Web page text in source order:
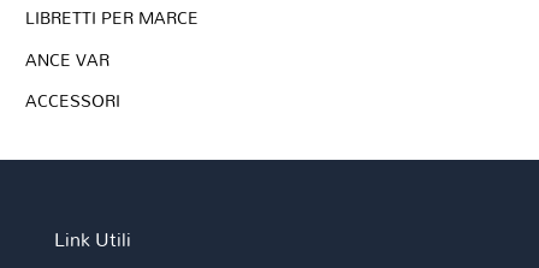
LIBRETTI PER MARCE
ANCE VAR
ACCESSORI
Link Utili